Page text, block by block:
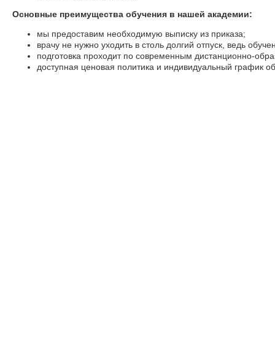
Основные преимущества обучения в нашей академии:
мы предоставим необходимую выписку из приказа;
врачу не нужно уходить в столь долгий отпуск, ведь
подготовка проходит по современным дистанционно-
доступная ценовая политика и индивидуальный график